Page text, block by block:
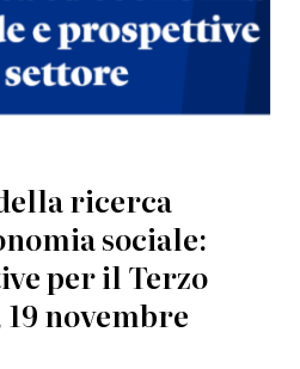
ricerca
sociale:
per il Terzo
19 novembre